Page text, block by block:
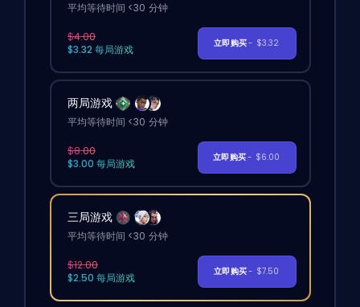
平均等待时间 <30 分钟
$4.00
$3.32 每局游戏
立即购买- $3.32
两局游戏
平均等待时间 <30 分钟
$8.00
$3.00 每局游戏
立即购买- $6.00
三局游戏
平均等待时间 <30 分钟
$12.00
$2.50 每局游戏
立即购买- $7.50